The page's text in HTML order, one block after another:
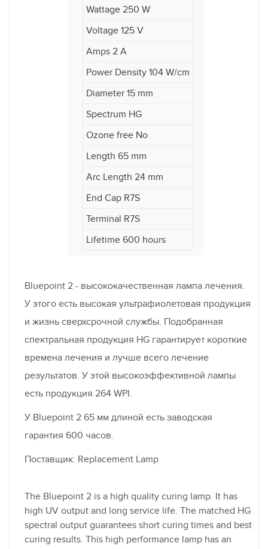
Wattage 250 W
Voltage 125 V
Amps 2 A
Power Density 104 W/cm
Diameter 15 mm
Spectrum HG
Ozone free No
Length 65 mm
Arc Length 24 mm
End Cap R7S
Terminal R7S
Lifetime 600 hours
Bluepoint 2 - высококачественная лампа лечения.
У этого есть высокая ультрафиолетовая продукция
и жизнь сверхсрочной службы. Подобранная
спектральная продукция HG гарантирует короткие
времена лечения и лучше всего лечение
результатов. У этой высокоэффективной лампы
есть продукция 264 WPI.
У Bluepoint 2 65 мм длиной есть заводская
гарантия 600 часов.
Поставщик: Replacement Lamp
The Bluepoint 2 is a high quality curing lamp. It has
high UV output and long service life. The matched HG
spectral output guarantees short curing times and best
curing results. This high performance lamp has an